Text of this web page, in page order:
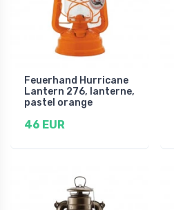
Feuerhand Hurricane
Lantern 276, lanterne,
pastel orange
46 EUR